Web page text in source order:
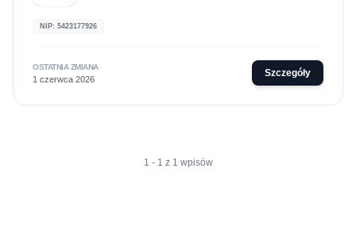
NIP: 5423177926
OSTATNIA ZMIANA
1 czerwca 2026
Szczegóły
1 - 1 z 1 wpisów